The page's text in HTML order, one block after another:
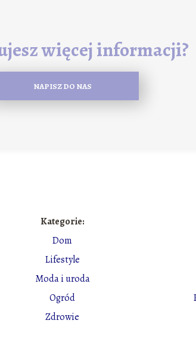
więcej informacji?
NAPISZ DO NAS
Kategorie:
Dom
Lifestyle
Moda i uroda
Ogród
Zdrowie